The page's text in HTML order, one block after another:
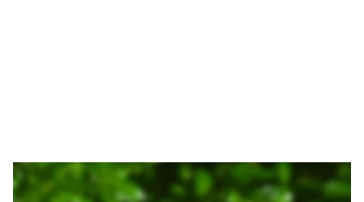
Arthur Lankhuizen